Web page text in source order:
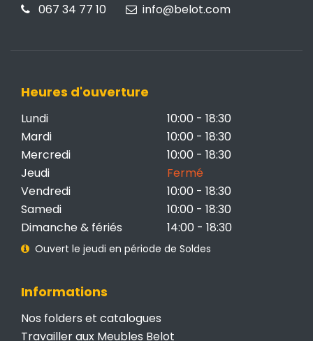
067 34 77 10 info@belot.com
Heures d'ouverture
Lundi
10:00 - 18:30
Mardi
10:00 - 18:30
Mercredi
10:00 - 18:30
Jeudi
Fermé
Vendredi
10:00 - 18:30
Samedi
10:00 - 18:30
Dimanche & fériés
14:00 - 18:30
Ouvert le jeudi en période de Soldes
Informations
Nos folders et catalogues
Travailler aux Meubles Belot